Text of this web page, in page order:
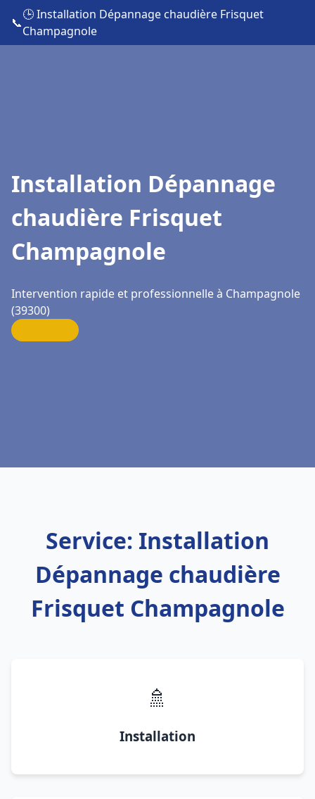
📞
🕒 Installation Dépannage chaudière Frisquet
Champagnole
Installation Dépannage
chaudière Frisquet
Champagnole
Intervention rapide et professionnelle à Champagnole
(39300)
Service: Installation
Dépannage chaudière
Frisquet Champagnole
🚿
Installation